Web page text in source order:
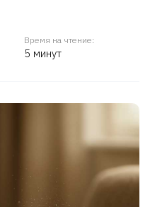
Время на чтение:
5 минут